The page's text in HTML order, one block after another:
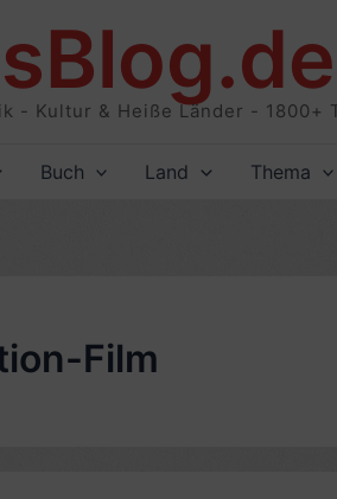
- Kultur & Heiße Länder - 1800+
Buch Land Thema
Film